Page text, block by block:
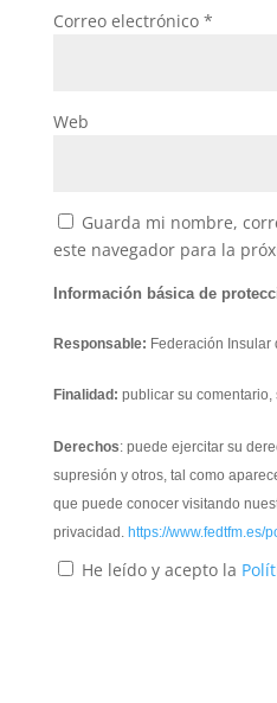
Correo electrónico *
Web
Guarda mi nombre,
este navegador para la
Información básica de
Responsable: Federación Insular
Finalidad: publicar su
Derechos: puede ejercitar su
supresión y otros, tal como
que puede conocer visitando
privacidad. https://www.fedtfm.es/
He leído y acepto la